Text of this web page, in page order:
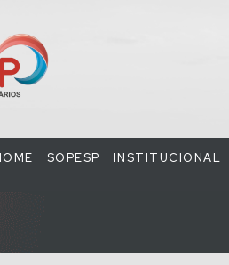
SOPESP INSTITUCIONAL